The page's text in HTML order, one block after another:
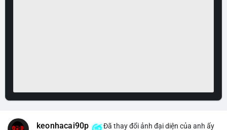
keonhacai90p Đã thay đổi ảnh đại diện của anh ấy